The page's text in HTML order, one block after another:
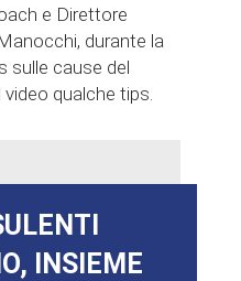
e Direttore
durante la
sulle cause del
qualche tips.
INSIEME